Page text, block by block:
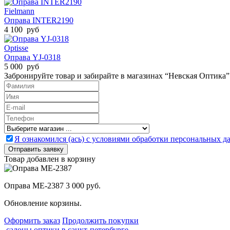
Fielmann
Оправа INTER2190
4 100 руб
Optisse
Оправа YJ-0318
5 000 руб
Забронируйте товар и забирайте в магазинах “Невская Оптика”
Я ознакомился (ась) с условиями обработки персональных
Товар добавлен в корзину
Оправа ME-2387 3 000 руб.
Обновление корзины.
Оформить заказ Продолжить покупки